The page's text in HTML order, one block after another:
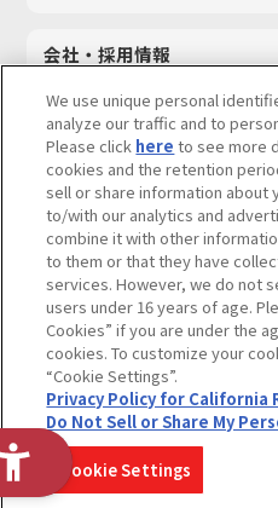
会社・採用情報
採用情報
サステナビリティ
お問い合わせ
ウェブサイトご利用条件 ソーシャルメ
個人情報及び特定個人情報等の取り扱
Do Not Sell or Share My Personal
カスタマーハラスメントに対する基本
コピーライ
We use unique personal
analyze our traffic and to
Please click here to see more
cookies and the retention
sell or share information about
to/with our analytics and
combine it with other
to them or that they have
services. However, we do not
users under 16 years of age.
Cookies” if you are under the
cookies. To customize your
“Cookie Settings”.
Privacy Policy for California
Do Not Sell or Share My
Cookie Settings